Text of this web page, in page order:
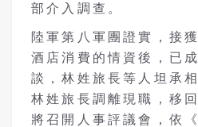
部介入調查。
陸軍第八軍團證實，接
酒店消費的情資後，已
談，林姓旅長等人坦承
林姓旅長調離現職，移
將召開人事評議會，依